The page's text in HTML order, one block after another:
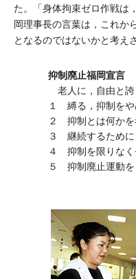
た。「身体拘束ゼロ作戦は
岡理事長の言葉は，これか
となるのではないかと考え
抑制廃止福岡宣
老人に，自由と誇
１ 縛る，抑制をや
２ 抑制とは何かを
３ 継続するために
４ 抑制を限りなく
５ 抑制廃止運動を